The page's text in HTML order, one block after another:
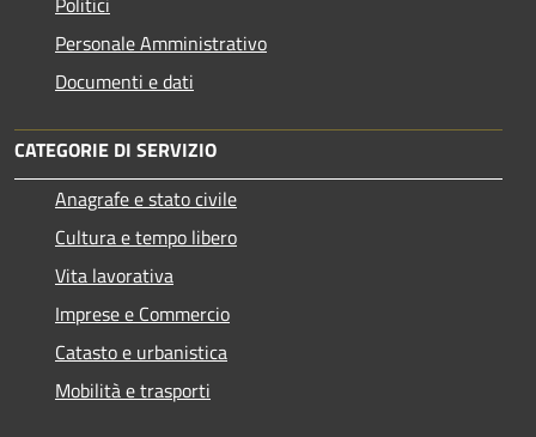
Personale Amministrativo
Documenti e dati
CATEGORIE DI SERVIZIO
Anagrafe e stato civile
Cultura e tempo libero
Vita lavorativa
Imprese e Commercio
Catasto e urbanistica
Mobilità e trasporti